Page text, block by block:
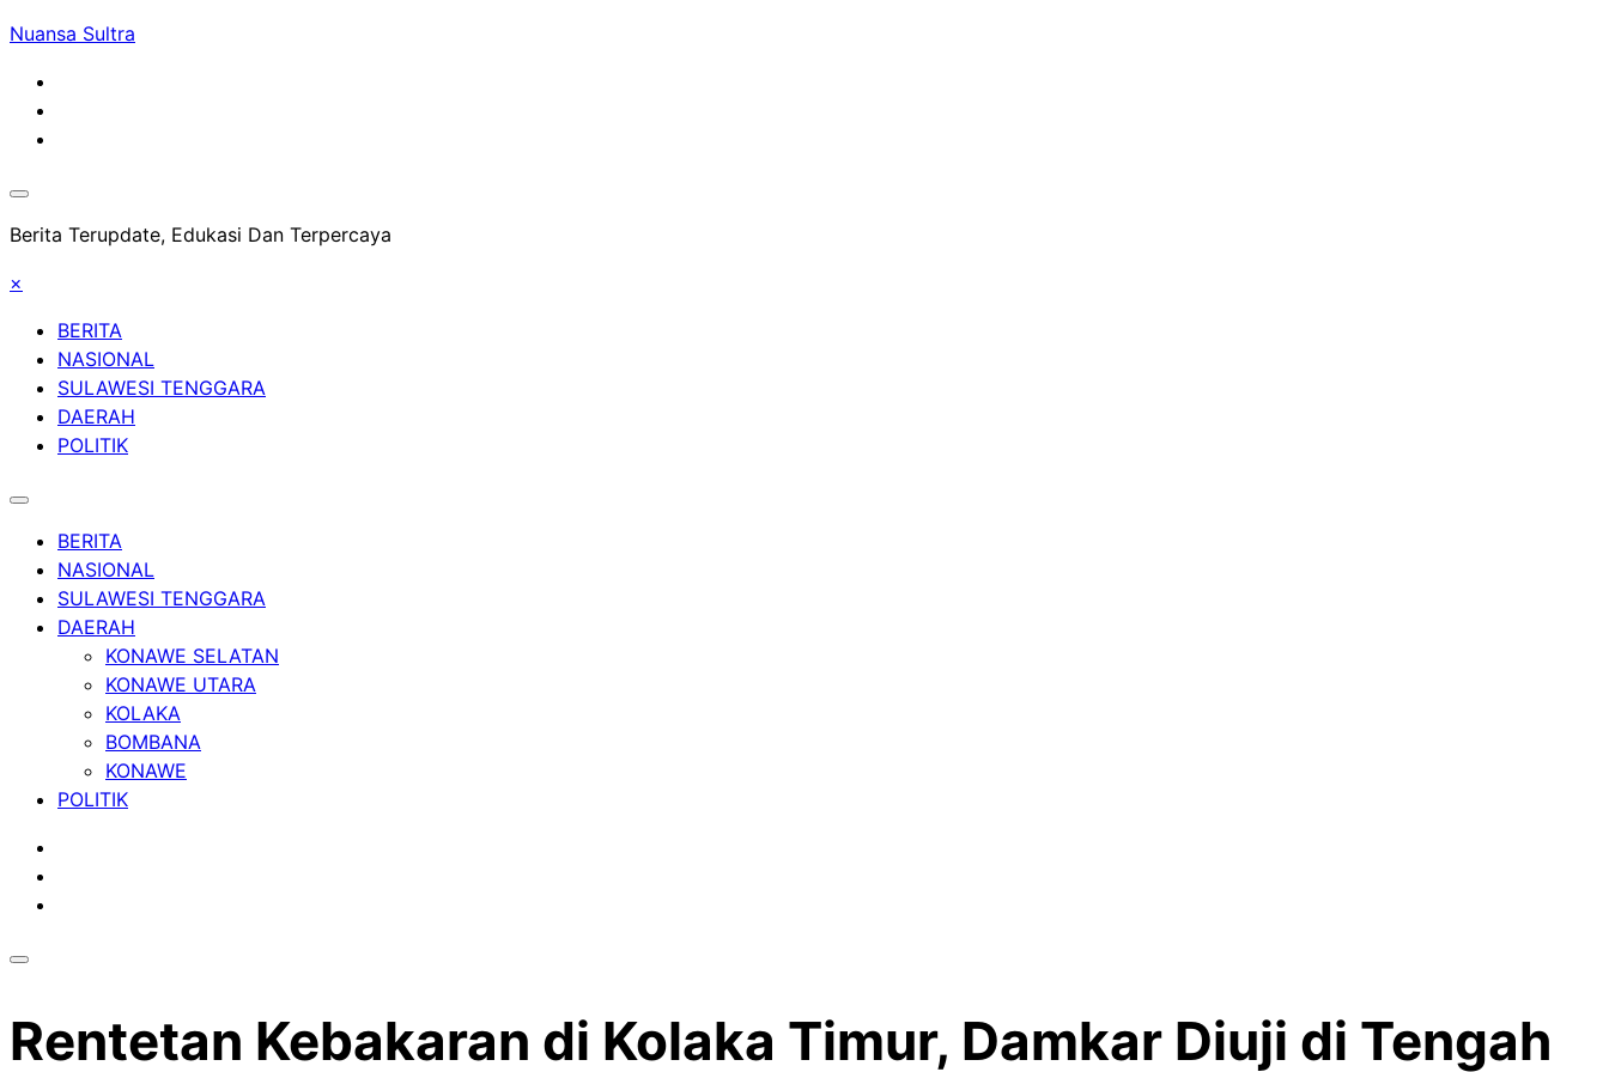
Skip
content
Nuansa Sultra
Berita Terupdate, Edukasi Dan Terpercaya
×
BERITA
NASIONAL
SULAWESI TENGGARA
DAERAH
POLITIK
BERITA
NASIONAL
SULAWESI TENGGARA
DAERAH
KONAWE SELATAN
KONAWE UTARA
KOLAKA
BOMBANA
KONAWE
POLITIK
Rentetan Kebakaran di Kolaka Timur, Damkar Diuji di Tengah